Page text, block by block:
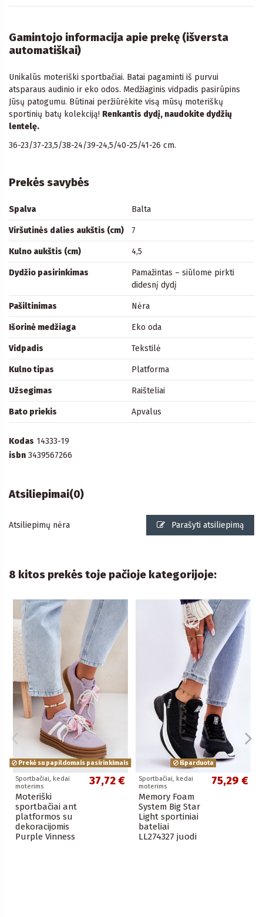
Gamintojo informacija apie prekę (išversta
automatiškai)
Unikalūs moteriški sportbačiai. Batai pagaminti iš purvui
atsparaus audinio ir eko odos. Medžiaginis vidpadis pasirūpins
Jūsų patogumu. Būtinai peržiūrėkite visą mūsų moteriškų
sportinių batų kolekciją! Renkantis dydį, naudokite dydžių
lentelę.
36-23/37-23,5/38-24/39-24,5/40-25/41-26 cm.
Prekės savybės
Spalva Balta
Viršutinės dalies aukštis (cm) 7
Kulno aukštis (cm) 4,5
Dydžio pasirinkimas
Pamažintas – siūlome pirkti
didesnį dydį
Pašiltinimas Nėra
Išorinė medžiaga Eko oda
Vidpadis Tekstilė
Kulno tipas Platforma
Užsegimas Raišteliai
Bato priekis Apvalus
Kodas 14333-19
isbn 3439567266
Atsiliepimai(0)
Atsiliepimų nėra Parašyti atsiliepimą
8 kitos prekės toje pačioje kategorijoje:
Prekė su papildomais pasirinkimais
Sportbačiai, kedai
moterims
Moteriški
sportbačiai ant
platformos su
dekoracijomis
Purple Vinness
37,72 €
Išparduota
Sportbačiai, kedai
moterims
Memory Foam
System Big Star
Light sportiniai
bateliai
LL274327 juodi
75,29 €